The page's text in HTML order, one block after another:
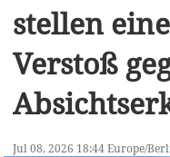
stellen
Verstoß
Jul 08, 2026 18:44 Europe/